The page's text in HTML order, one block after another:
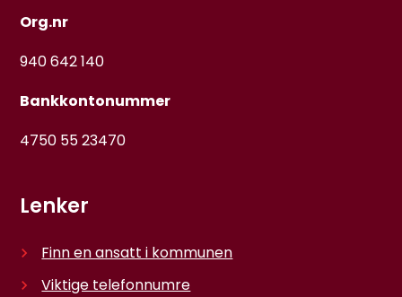
Org.nr
940 642 140
Bankkontonummer
4750 55 23470
Lenker
Finn en ansatt i kommunen
Viktige telefonnumre